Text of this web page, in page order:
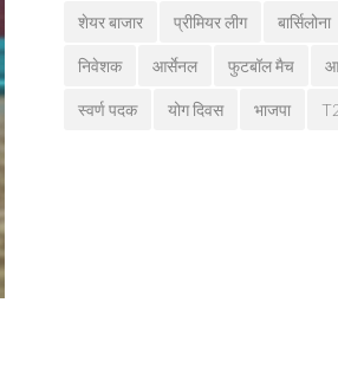
शेयर बाजार प्रीमियर लीग बार्सिलोना
निवेशक आर्सेनल फुटबॉल मैच
स्वर्ण पदक योग दिवस भाजपा